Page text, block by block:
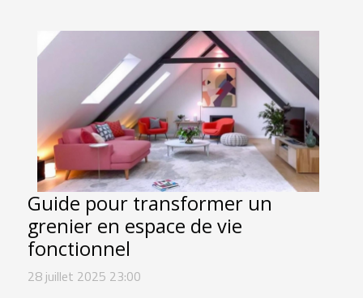
Guide pour transformer un
grenier en espace de vie
fonctionnel
28 juillet 2025 23:00